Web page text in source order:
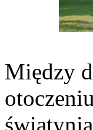
Między